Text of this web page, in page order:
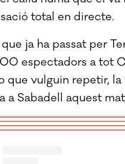
total en directe.
ja ha passat per
espectadors a tot
que vulguin repetir,
a Sabadell aquest